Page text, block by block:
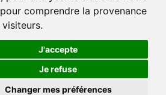
comprendre la provenance
J'accepte
Je refuse
Changer mes préférences